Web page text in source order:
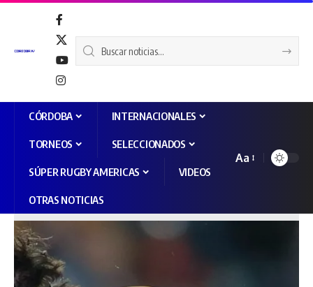
CÓRDOBA INTERNACIONALES
TORNEOS SELECCIONADOS
SÚPER RUGBY AMERICAS VIDEOS
OTRAS NOTICIAS
Aa